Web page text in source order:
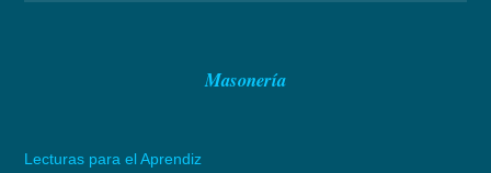
Masonería
Lecturas para el Aprendiz